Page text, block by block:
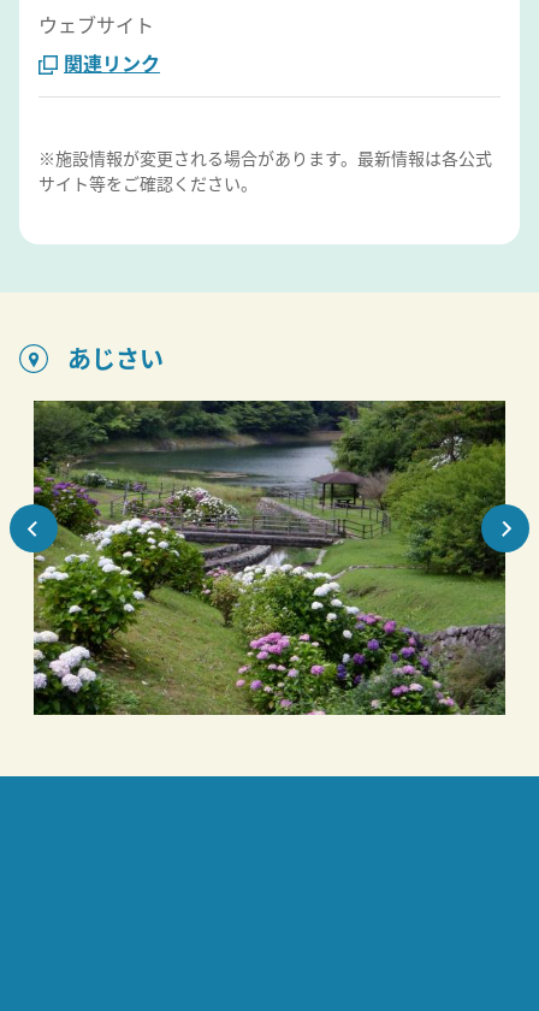
ウェブサイト
関連リンク
※施設情報が変更される場合があります。最新情報は各公式
サイト等をご確認ください。
あじさい